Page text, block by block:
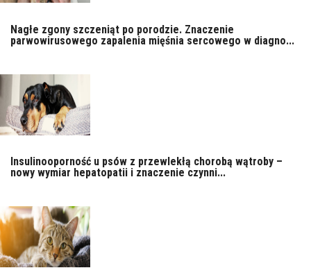
Nagłe zgony szczeniąt po porodzie. Znaczenie
parwowirusowego zapalenia mięśnia sercowego w diagno...
Insulinooporność u psów z przewlekłą chorobą wątroby –
nowy wymiar hepatopatii i znaczenie czynni...